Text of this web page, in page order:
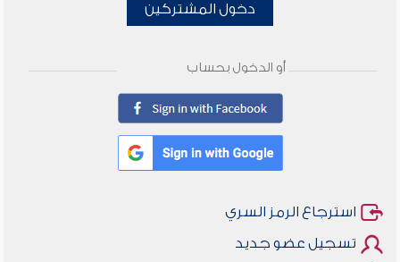
دخول المشتركين
أو الدخول بحساب
استرجاع الرمز السري
تسجيل عضو جديد